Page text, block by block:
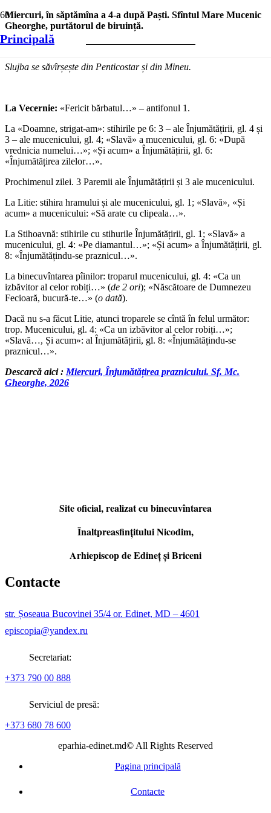
Principală
Miercuri, în săptămîna a 4-a după Paști. Sfîntul Mare Mucenic
Gheorghe, purtătorul de biruință.
Slujba se săvîrșește din Penticostar și din Mineu.
La Vecernie: «Fericit bărbatul…» – antifonul 1.
La «Doamne, strigat-am»: stihirile pe 6: 3 – ale Înjumătățirii, gl. 4 și
3 – ale mucenicului, gl. 4; «Slavă» a mucenicului, gl. 6: «După
vrednicia numelui…»; «Și acum» a Înjumătățirii, gl. 6:
«Înjumătățirea zilelor…».
Prochimenul zilei. 3 Paremii ale Înjumătățirii și 3 ale mucenicului.
La Litie: stihira hramului și ale mucenicului, gl. 1; «Slavă», «Și
acum» a mucenicului: «Să arate cu clipeala…».
La Stihoavnă: stihirile cu stihurile Înjumătățirii, gl. 1; «Slavă» a
mucenicului, gl. 4: «Pe diamantul…»; «Și acum» a Înjumătățirii, gl.
8: «Înjumătățindu-se praznicul…».
La binecuvîntarea pîinilor: troparul mucenicului, gl. 4: «Ca un
izbăvitor al celor robiți…» (de 2 ori); «Născătoare de Dumnezeu
Fecioară, bucură-te…» (o dată).
Dacă nu s-a făcut Litie, atunci troparele se cîntă în felul următor:
trop. Mucenicului, gl. 4: «Ca un izbăvitor al celor robiți…»;
«Slavă…, Și acum»: al Înjumătățirii, gl. 8: «Înjumătățindu-se
praznicul…».
Descarcă aici : Miercuri, Înjumătățirea praznicului. Sf. Mc.
Gheorghe, 2026
Site oficial, realizat cu binecuvîntarea
Înaltpreasfințitului Nicodim,
Arhiepiscop de Edineţ şi Briceni
Contacte
str. Șoseaua Bucovinei 35/4 or. Edinet, MD – 4601
episcopia@yandex.ru
Secretariat:
+373 790 00 888
Serviciul de presă:
+373 680 78 600
eparhia-edinet.md© All Rights Reserved
Pagina principală
Contacte